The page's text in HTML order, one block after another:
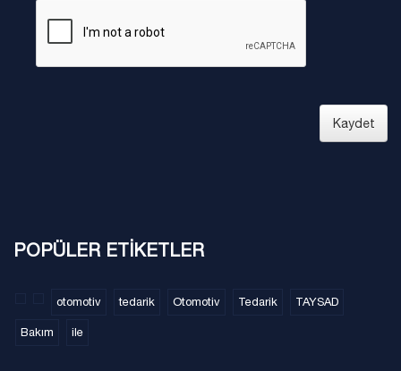
Kaydet
POPÜLER ETİKETLER
otomotiv tedarik Otomotiv Tedarik TAYSAD
Bakım ile